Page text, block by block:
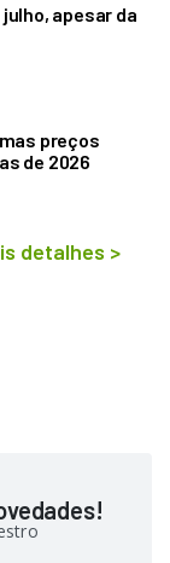
apesar da
preços
de 2026
detalhes >